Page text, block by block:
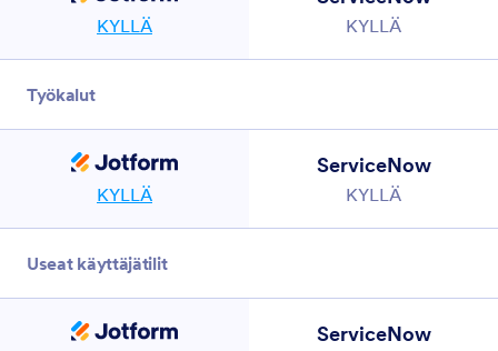
KYLLÄ KYLLÄ
Työkalut
KYLLÄ
ServiceNow
KYLLÄ
Useat käyttäjätilit
ServiceNow